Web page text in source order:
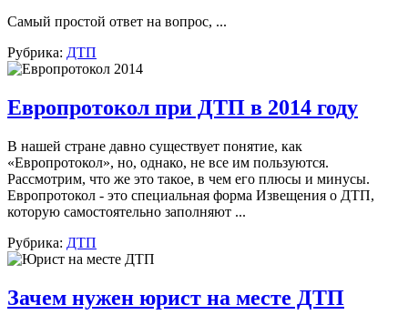
Самый простой ответ на вопрос, ...
Рубрика: ДТП
Европротокол при ДТП в 2014 году
В нашей стране давно существует понятие, как
«Европротокол», но, однако, не все им пользуются.
Рассмотрим, что же это такое, в чем его плюсы и минусы.
Европротокол - это специальная форма Извещения о ДТП,
которую самостоятельно заполняют ...
Рубрика: ДТП
Зачем нужен юрист на месте ДТП